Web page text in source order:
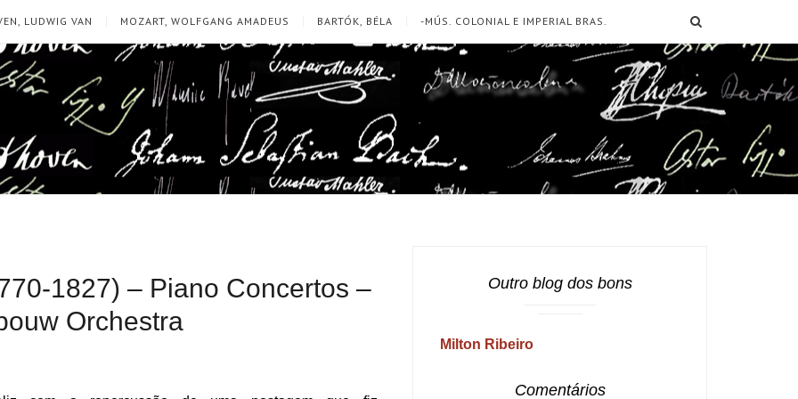
LUDWIG VAN MOZART, WOLFGANG AMADEUS BARTÓK, BÉLA -MÚS. COLONIAL E IMPERIAL BRAS.
1827) – Piano Concertos –
Orchestra
Outro blog dos bons
Milton Ribeiro
Comentários